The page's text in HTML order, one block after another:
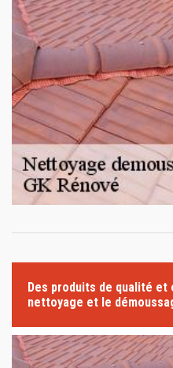
Des produits de qualité
nettoyage et le